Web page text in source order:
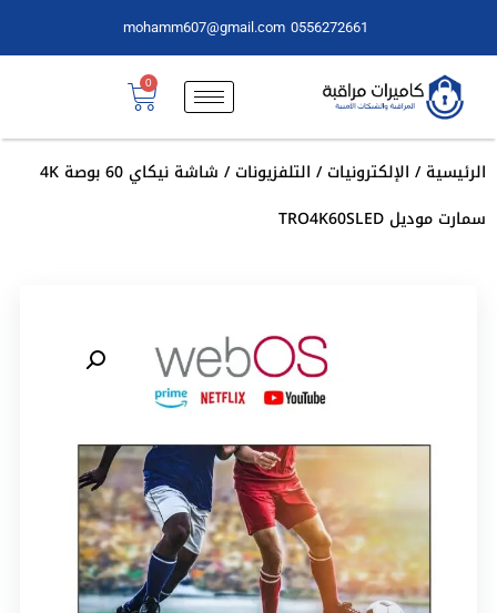
0556272661
mohamm607@gmail.com
0
الرئيسية/ الإلكترونيات/ التلفزيونات
/ شاشة نيكاي 60 بوصة 4K
سمارت موديل TRO4K60SLED